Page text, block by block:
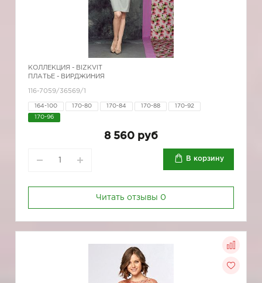
КОЛЛЕКЦИЯ - BIZKVIT
ПЛАТЬЕ - ВИРДЖИНИЯ
116-7059/36569/1
164-100 170-80 170-84 170-88 170-92
170-96
8 560 руб
В корзину
Читать отзывы 0